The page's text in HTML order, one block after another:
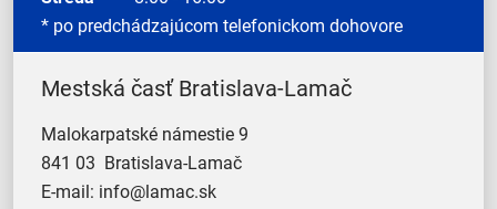
* po predchádzajúcom telefonickom dohovore
Mestská časť Bratislava-Lamač
Malokarpatské námestie 9
841 03 Bratislava-Lamač
E-mail: info@lamac.sk